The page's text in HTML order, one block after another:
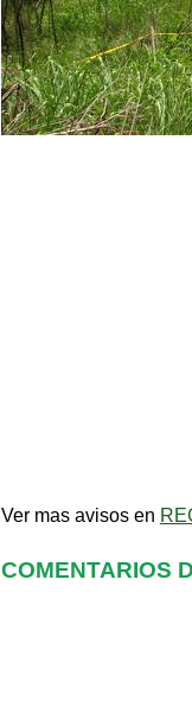
Ver mas avisos en
COMENTARIOS